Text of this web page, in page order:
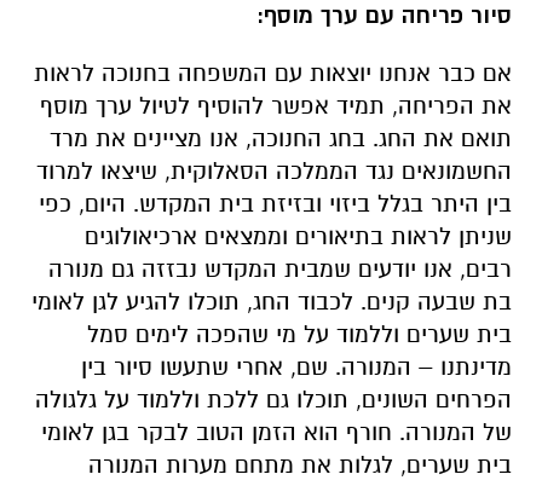
סיור פריחה עם ערך מוסף:
אם כבר אנחנו יוצאות עם המשפחה בחנוכה לראות
את הפריחה, תמיד אפשר להוסיף לטיול ערך מוסף
תואם את החג. בחג החנוכה, אנו מציינים את מרד
החשמונאים נגד הממלכה הסאלוקית, שיצאו למרוד
בין היתר בגלל ביזוי ובזיזת בית המקדש. היום, כפי
שניתן לראות בתיאורים וממצאים ארכיאולוגים
רבים, אנו יודעים שמבית המקדש נבזזה גם מנורה
בת שבעה קנים. לכבוד החג, תוכלו להגיע לגן לאומי
בית שערים וללמוד על מי שהפכה לימים סמל
מדינתנו – המנורה. שם, אחרי שתעשו סיור בין
הפרחים השונים, תוכלו גם ללכת וללמוד על גלגולה
של המנורה. חורף הוא הזמן הטוב לבקר בגן לאומי
בית שערים, לגלות את מתחם מערות המנורה